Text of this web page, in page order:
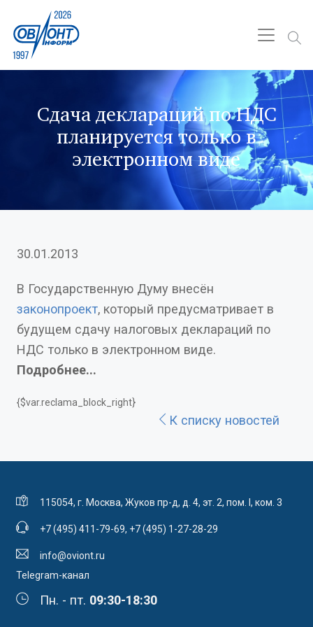
Сдача деклараций по НДС
планируется только в
электронном виде
30.01.2013
В Государственную Думу внесён
законопроект, который предусматривает в
будущем сдачу налоговых деклараций по
НДС только в электронном виде.
Подробнее...
{$var.reclama_block_right}
К списку новостей
115054, г. Москва, Жуков пр-д, д. 4, эт. 2, пом. I, ком. 3
+7 (495) 411-79-69, +7 (495) 1-27-28-29
info@oviont.ru
Telegram-канал
Пн. - пт. 09:30-18:30